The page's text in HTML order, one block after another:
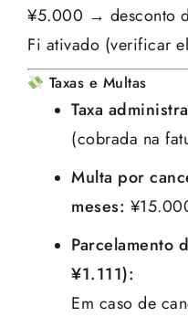
¥5.000 → desconto
Fi ativado (verificar
Taxas e Multas
Taxa
(cobrada na
Multa por
meses:
Parcelamento
¥1.111):
Em caso de